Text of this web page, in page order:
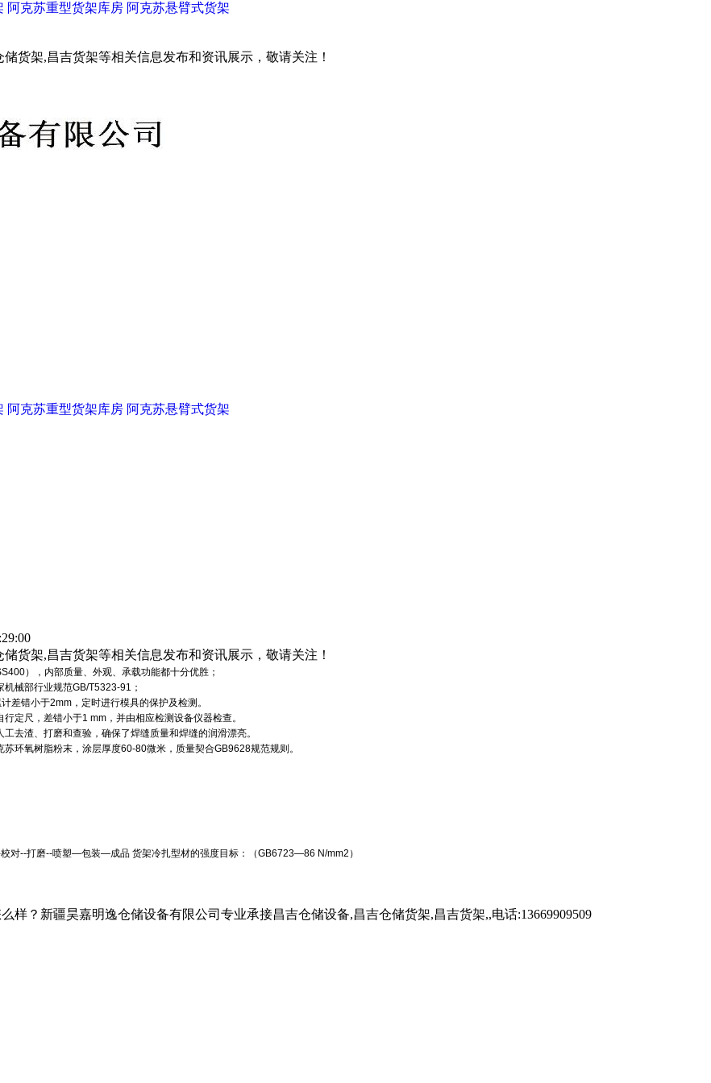
阿克苏重型货架库房 阿克苏悬臂式货架
储货架,昌吉货架等相关信息发布和资讯展示，敬请关注！
阿克苏重型货架库房 阿克苏悬臂式货架
储货架,昌吉货架等相关信息发布和资讯展示，敬请关注！
），内部质量、外观、承载功能都十分优胜；
械部行业规范GB/T5323-91；
差错小于2mm，定时进行模具的保护及检测。
定尺，差错小于1 mm，并由相应检测设备仪器检查。
去渣、打磨和查验，确保了焊缝质量和焊缝的润滑漂亮。
环氧树脂粉末，涂层厚度60-80微米，质量契合GB9628规范规则。
对--打磨--喷塑—包装—成品 货架冷扎型材的强度目标：（GB6723—86 N/mm2）
样？新疆昊嘉明逸仓储设备有限公司专业承接昌吉仓储设备,昌吉仓储货架,昌吉货架,,电话:13669909509